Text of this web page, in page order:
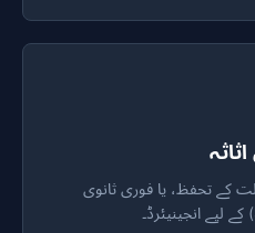
کے تحفظ، یا فوری ثانوی